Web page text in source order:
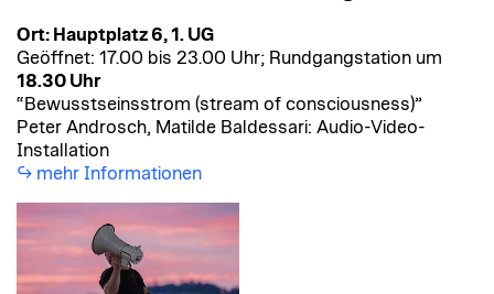
Ort: Hauptplatz 6, 1. UG
Geöffnet: 17.00 bis 23.00 Uhr; Rundgangstation um
18.30 Uhr
“Bewusstseinsstrom (stream of consciousness)”
Peter Androsch, Matilde Baldessari: Audio-Video-
Installation
mehr Informationen